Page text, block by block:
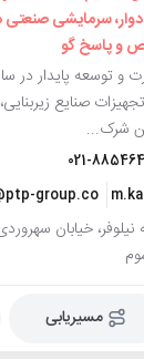
سرمایشی
و پاسخ گو
صنایع
شرک...
021-
group.co
7، محله نیلوفر،
مسیریابی